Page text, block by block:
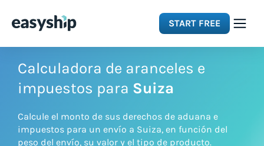
START FREE
Solutions
Integrations
Calculadora de aranceles e
impuestos para Suiza
Calcule el monto de sus derechos de aduana e
impuestos para un envío a Suiza, en función del
peso del envío, su valor y el tipo de producto.